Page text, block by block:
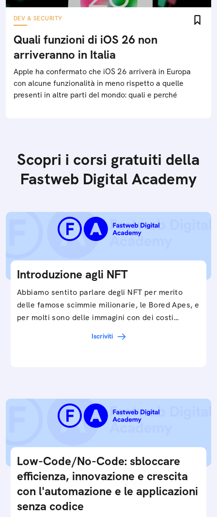
DEV & SECURITY
Quali funzioni di iOS 26 non
arriveranno in Italia
Apple ha confermato che iOS 26 arriverà in Europa
con alcune funzionalità in meno rispetto a quelle
presenti in altre parti del mondo: quali e perché
Scopri i corsi gratuiti della
Fastweb Digital Academy
Introduzione agli NFT
Abbiamo sentito parlare degli NFT per merito
delle famose scimmie milionarie, le Bored Apes, e
per molti sono delle immagini con dei costi…
Iscriviti
Low-Code/No-Code: sbloccare
efficienza, innovazione e crescita
con l'automazione e le applicazioni
senza codice